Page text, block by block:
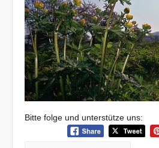
Bitte folge und unterstütze uns: